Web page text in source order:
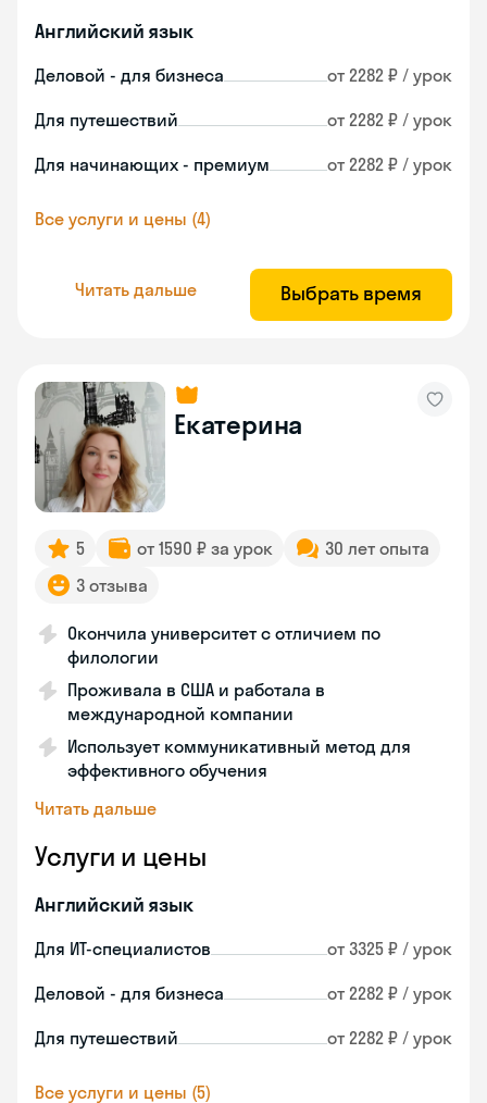
Английский язык
Деловой - для бизнеса от 2282 ₽ / урок
Для путешествий от 2282 ₽ / урок
Для начинающих - премиум от 2282 ₽ / урок
Все услуги и цены (4)
Читать дальше Выбрать время
Екатерина
5 от 1590 ₽ за урок
30 лет опыта
3 отзыва
Окончила университет с отличием по
филологии
Проживала в США и работала в
международной компании
Использует коммуникативный метод для
эффективного обучения
Читать дальше
Услуги и цены
Английский язык
Для ИТ-специалистов от 3325 ₽ / урок
Деловой - для бизнеса от 2282 ₽ / урок
Для путешествий от 2282 ₽ / урок
Все услуги и цены (5)